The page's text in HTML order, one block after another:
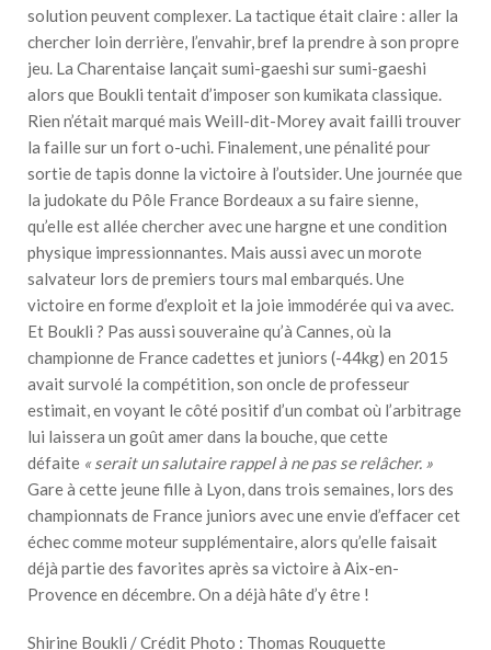
solution peuvent complexer. La tactique était claire : aller la
chercher loin derrière, l’envahir, bref la prendre à son propre
jeu. La Charentaise lançait sumi-gaeshi sur sumi-gaeshi
alors que Boukli tentait d’imposer son kumikata classique.
Rien n’était marqué mais Weill-dit-Morey avait failli trouver
la faille sur un fort o-uchi. Finalement, une pénalité pour
sortie de tapis donne la victoire à l’outsider. Une journée que
la judokate du Pôle France Bordeaux a su faire sienne,
qu’elle est allée chercher avec une hargne et une condition
physique impressionnantes. Mais aussi avec un morote
salvateur lors de premiers tours mal embarqués. Une
victoire en forme d’exploit et la joie immodérée qui va avec.
Et Boukli ? Pas aussi souveraine qu’à Cannes, où la
championne de France cadettes et juniors (-44kg) en 2015
avait survolé la compétition, son oncle de professeur
estimait, en voyant le côté positif d’un combat où l’arbitrage
lui laissera un goût amer dans la bouche, que cette
défaite « serait un salutaire rappel à ne pas se relâcher. »
Gare à cette jeune fille à Lyon, dans trois semaines, lors des
championnats de France juniors avec une envie d’effacer cet
échec comme moteur supplémentaire, alors qu’elle faisait
déjà partie des favorites après sa victoire à Aix-en-
Provence en décembre. On a déjà hâte d’y être !
Shirine Boukli / Crédit Photo : Thomas Rouquette